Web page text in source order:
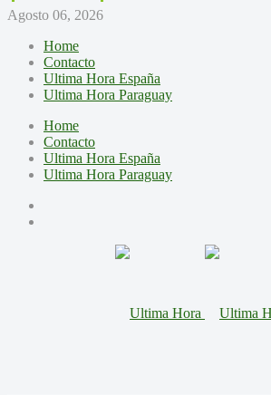
Agosto 06, 2026
Home
Contacto
Ultima Hora España
Ultima Hora Paraguay
Home
Contacto
Ultima Hora España
Ultima Hora Paraguay